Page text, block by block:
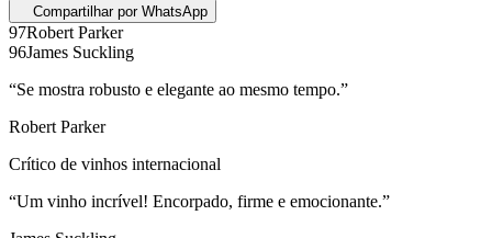
Compartilhar por WhatsApp
97Robert Parker
96James Suckling
“Se mostra robusto e elegante ao mesmo tempo.”
Robert Parker
Crítico de vinhos internacional
“Um vinho incrível! Encorpado, firme e emocionante.”